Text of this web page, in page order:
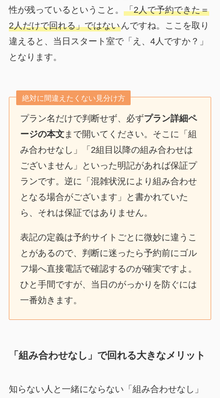
性が残っているということ。 「2人で予約できた＝
2人だけで回れる」ではないんですね。ここを取り
違えると、当日スタート室で「え、4人ですか？」
となります。
絶対に間違えたくない見分け方
プラン名だけで判断せず、必ずプラン詳細ペ
ージの本文まで開いてください。そこに「組
み合わせなし」「2組目以降の組み合わせは
ございません」といった明記があれば保証プ
ランです。逆に「混雑状況により組み合わせ
となる場合がございます」と書かれていた
ら、それは保証ではありません。
表記の定義は予約サイトごとに微妙に違うこ
とがあるので、判断に迷ったら予約前にゴル
フ場へ直接電話で確認するのが確実ですよ。
ひと手間ですが、当日のがっかりを防ぐには
一番効きます。
「組み合わせなし」で回れる大きなメリット
知らない人と一緒にならない「組み合わせなし」